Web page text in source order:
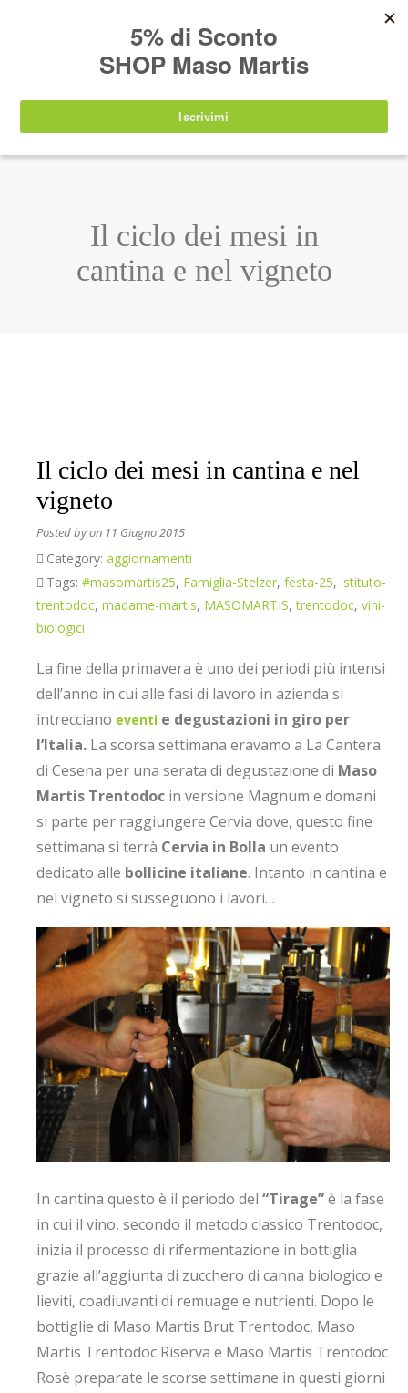
IT EN DE SHOP
Il ciclo dei mesi in
cantina e nel vigneto
Il ciclo dei mesi in cantina e nel
vigneto
Posted byon 11 Giugno 2015
Category: aggiornamenti
Tags: #masomartis25, Famiglia-Stelzer, festa-25, istituto-
trentodoc, madame-martis, MASOMARTIS,trentodoc, vini-
biologici
La fine della primavera è uno dei periodi più intensi
dell’anno in cui alle fasi di lavoro in azienda si
intrecciano eventi e degustazioni in giro per
l’Italia. La scorsa settimana eravamo a La Cantera
di Cesena per una serata di degustazione di Maso
Martis Trentodoc in versione Magnum e domani
si parte per raggiungere Cervia dove, questo fine
settimana si terrà Cervia in Bolla un evento
dedicato alle bollicine italiane. Intanto in cantina e
nel vigneto si susseguono i lavori…
In cantina questo è il periodo del “Tirage”è la fase
in cui il vino, secondo il metodo classico Trentodoc,
inizia il processo di rifermentazione in bottiglia
grazie all’aggiunta di zucchero di canna biologico e
lieviti, coadiuvanti di remuage e nutrienti. Dopo le
bottiglie di Maso Martis Brut Trentodoc, Maso
Martis Trentodoc Riserva e Maso Martis Trentodoc
Rosè preparate le scorse settimane in questi giorni
nuovamente disponibili a partire da
agosto 2026.